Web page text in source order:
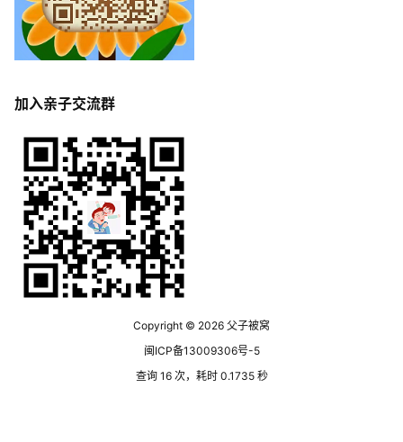
加入亲子交流群
Copyright © 2026 父子被窝
闽ICP备13009306号-5
查询 16 次，耗时 0.1735 秒